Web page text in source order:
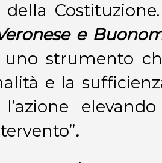
della
e
strumento
e la
.